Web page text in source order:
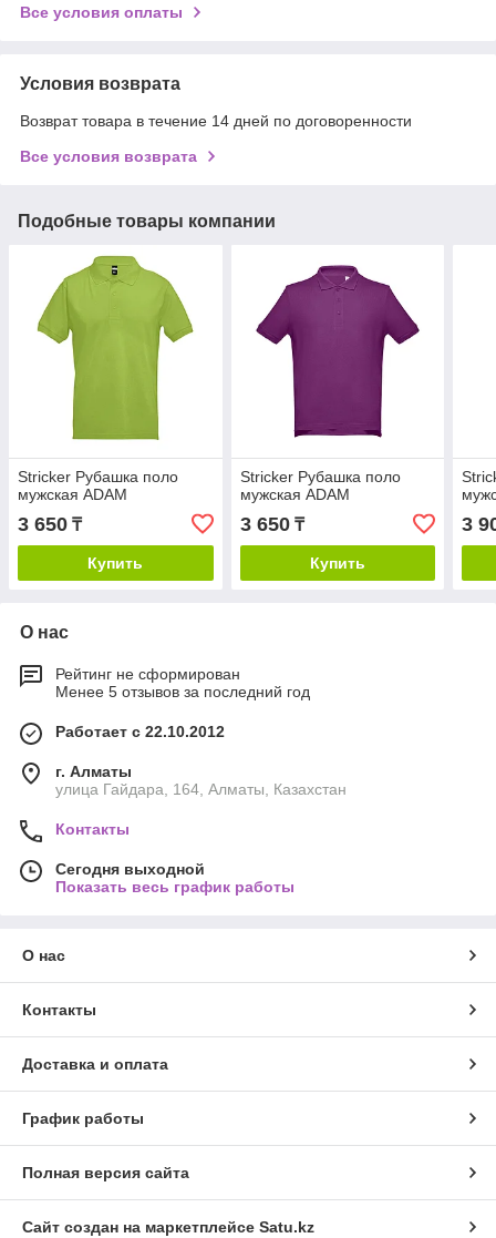
Все условия оплаты
Условия возврата
Возврат товара в течение 14 дней по договоренности
Все условия возврата
Подобные товары компании
Stricker Рубашка поло
мужская ADAM
3 650 ₸
Купить
Stricker Рубашка поло
мужская ADAM
3 650₸
Купить
3
О нас
Рейтинг не сформирован
Менее 5 отзывов за последний год
Работает с 22.10.2012
г. Алматы
улица Гайдара, 164, Алматы, Казахстан
Контакты
Сегодня выходной
Показать весь график работы
О нас
Контакты
Доставка и оплата
График работы
Полная версия сайта
Сайт создан на маркетплейсе Satu.kz